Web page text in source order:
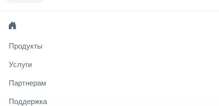
Продукты
Услуги
Партнерам
Поддержка